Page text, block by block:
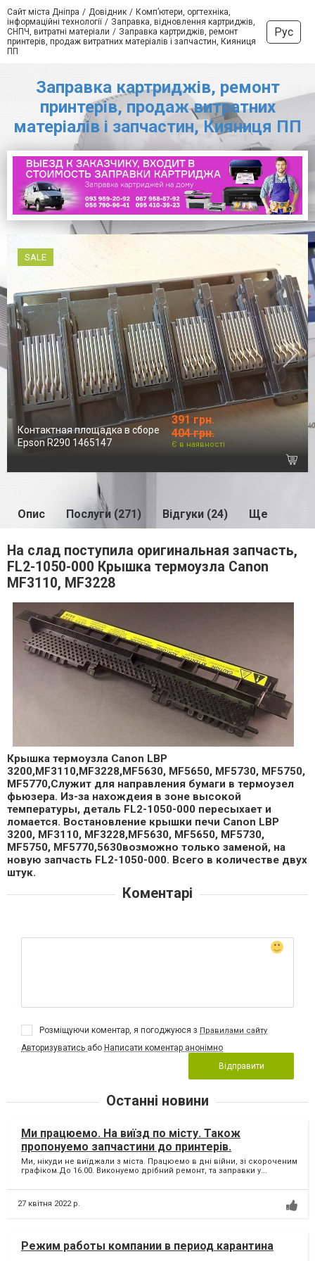
Сайт міста Дніпра Довідник
Комп’ютери, оргтехніка,
інформаційні технології
Заправка, відновлення картриджів,
СНПЧ, витратні матеріали
Заправка картриджів, ремонт
принтерів, продаж витратних матеріалів і запчастин, Кияниця
ПП
Рус
Заправка картриджів, ремонт
принтерів, продаж витратних
матеріалів і запчастин, Кияниця ПП
SALE
Контактная площадка в сборе
Epson R290 1465147
391 грн.
404 грн.
Є в наявності
Опис Послуги (271) Відгуки (24) Ще
На слад поступила оригинальная запчасть,
FL2-1050-000 Крышка термоузла Canon
MF3110, MF3228
Крышка термоузла Canon LBP
3200,MF3110,MF3228,MF5630, MF5650, MF5730, MF5750,
MF5770,Cлужит для направления бумаги в термоузел
фьюзера. Из-за нахождеия в зоне высокой
температуры, деталь FL2-1050-000 пересыхает и
ломается. Востановление крышки печи Canon LBP
3200, MF3110, MF3228,MF5630, MF5650, MF5730,
MF5750, MF5770,5630возможно только заменой, на
новую запчасть FL2-1050-000. Всего в количестве двух
штук.
Коментарі
Розміщуючи коментар, я погоджуюся з Правилами сайту
Авторизуватись або Написати коментар анонімно
Відправити
Останні новини
Ми працюемо. На виїзд по місту. Також
пропонуемо запчастини до принтерів.
Ми, нікуди не виїджали з міста. Працюемо в дні війни, зі скороченим
графіком.До 16.00. Виконуемо дрібний ремонт, та заправки у...
27 квітня 2022 р.
Режим работы компании в период карантина